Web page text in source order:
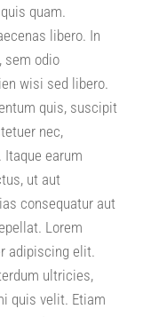
quam.
libero. In
, sem odio
wisi sed libero.
quis, suscipit
nec,
. Itaque earum
, ut aut
consequatur aut
. Lorem
adipiscing elit.
ultricies,
quis velit. Etiam